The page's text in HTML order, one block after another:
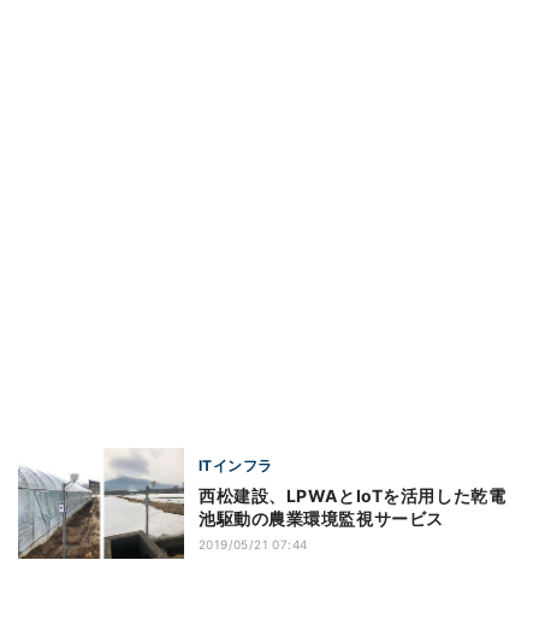
ITインフラ
西松建設、LPWAとIoTを活用した乾電
池駆動の農業環境監視サービス
2019/05/21 07:44